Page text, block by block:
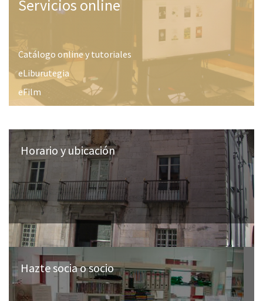
Servicios online
Catálogo online y tutoriales
eLiburutegia
eFilm
Horario y ubicación
Hazte socia o socio